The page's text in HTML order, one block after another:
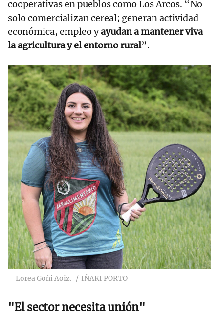
cooperativas en pueblos como Los Arcos. “No
solo comercializan cereal; generan actividad
económica, empleo yayudan a mantener viva
la agricultura y el entorno rural”.
Lorea Goñi Aoiz. IÑAKI PORTO
"El sector necesita unión"